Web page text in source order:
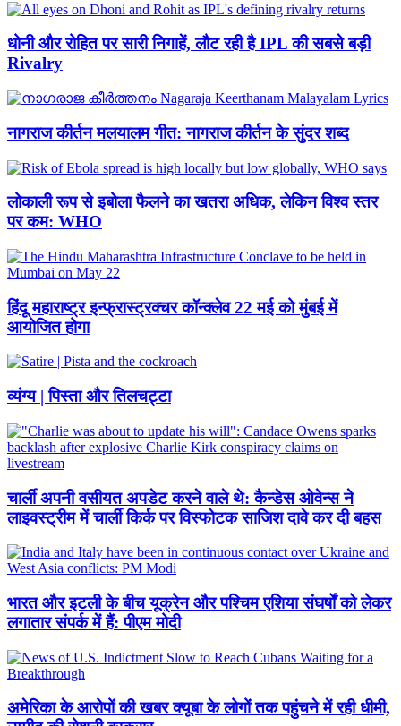
धोनी और रोहित पर सारी निगाहें, लौट रही है IPL की सबसे बड़ी
Rivalry
नागराज कीर्तन मलयालम गीत: नागराज कीर्तन के सुंदर शब्द
लोकाली रूप से इबोला फैलने का खतरा अधिक, लेकिन विश्व स्तर
पर कम: WHO
हिंदू महाराष्ट्र इन्फ्रास्ट्रक्चर कॉन्क्लेव 22 मई को मुंबई में
आयोजित होगा
व्यंग्य | पिस्ता और तिलचट्टा
चार्ली अपनी वसीयत अपडेट करने वाले थे: कैन्डेस ओवेन्स ने
लाइवस्ट्रीम में चार्ली किर्क पर विस्फोटक साजिश दावे कर दी बहस
भारत और इटली के बीच यूक्रेन और पश्चिम एशिया संघर्षों को लेकर
लगातार संपर्क में हैं: पीएम मोदी
अमेरिका के आरोपों की खबर क्यूबा के लोगों तक पहुंचने में रही धीमी,